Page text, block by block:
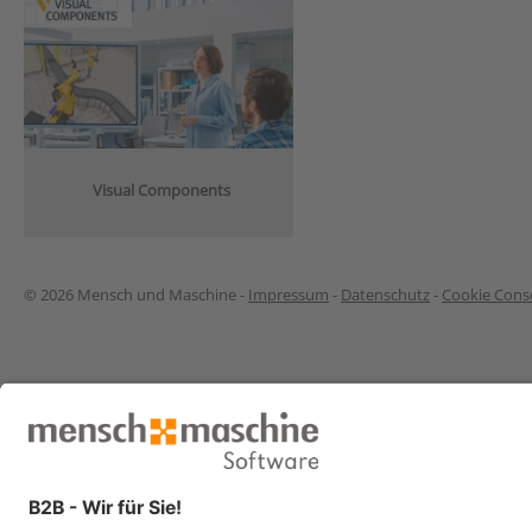
Visual Components
© 2026 Mensch und Maschine - Impressum - Datenschutz- Cookie